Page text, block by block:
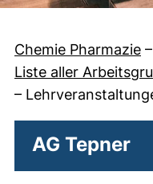
Chemie Pharmazie –
Liste aller
–
AG Tepner